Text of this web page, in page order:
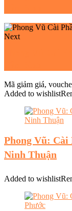
Next
Mã giảm giá,
Added to wishlist
Phong Vũ: Cài
Ninh Thuận
Added to wishlist